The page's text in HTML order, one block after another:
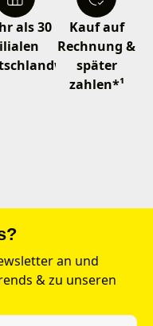
als 30
Kauf auf
Rechnung &
später
zahlen*¹
an und
& zu unseren